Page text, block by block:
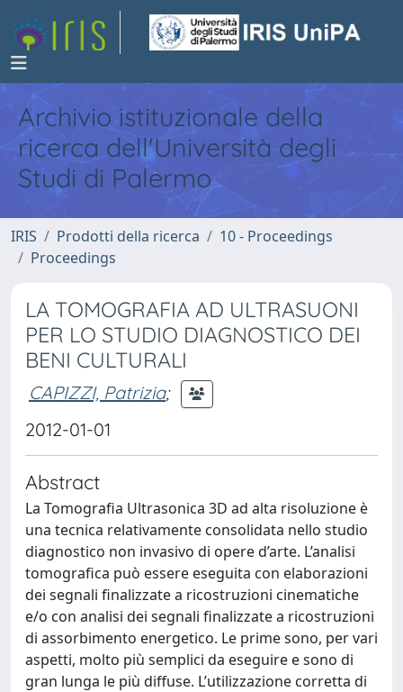
Archivio istituzionale della
ricerca dell'Università degli
Studi di Palermo
IRIS Prodotti della ricerca
10 - Proceedings
Proceedings
LA TOMOGRAFIA AD ULTRASUONI
PER LO STUDIO DIAGNOSTICO DEI
BENI CULTURALI
CAPIZZI, Patrizia;
2012-01-01
Abstract
La Tomografia Ultrasonica 3D ad alta risoluzione è
una tecnica relativamente consolidata nello studio
diagnostico non invasivo di opere d’arte. L’analisi
tomografica può essere eseguita con elaborazioni
dei segnali finalizzate a ricostruzioni cinematiche
e/o con analisi dei segnali finalizzate a ricostruzioni
di assorbimento energetico. Le prime sono, per vari
aspetti, molto più semplici da eseguire e sono di
gran lunga le più diffuse. L’utilizzazione corretta di